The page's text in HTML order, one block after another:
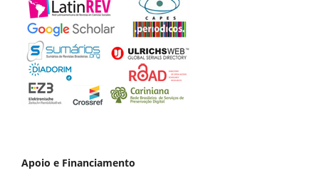
Apoio e Financiamento